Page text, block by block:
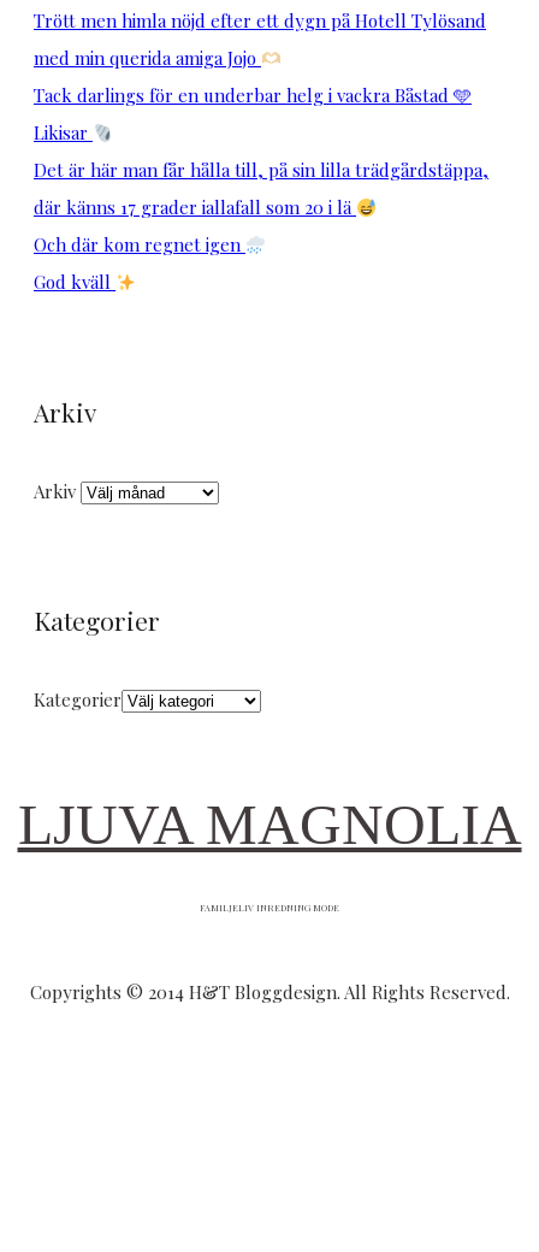
Trött men himla nöjd efter ett dygn på Hotell Tylösand
med min querida amiga Jojo
Tack darlings för en underbar helg i vackra Båstad 🩵
Likisar
Det är här man får hålla till, på sin lilla trädgårdstäppa,
där känns 17 grader iallafall som 20 i lä
Och där kom regnet igen
God kväll
Arkiv
Arkiv
Kategorier
Kategorier
LJUVA MAGNOLIA
FAMILJELIV INREDNING MODE
Copyrights © 2014 H&T Bloggdesign. All Rights Reserved.